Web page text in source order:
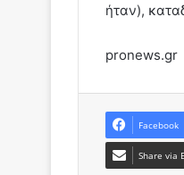
ήταν),
pronews.gr
Facebook
Share via